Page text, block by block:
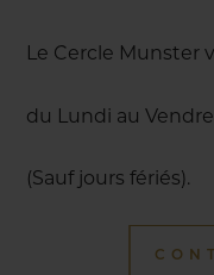
Le Cercle Munster
du Lundi au
(Sauf jours fériés).